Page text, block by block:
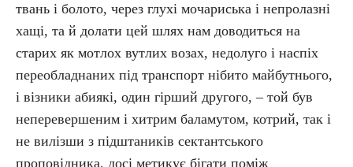
твань і болото, через глухі мочариська і непролазні
хащі, та й долати цей шлях нам доводиться на
старих як мотлох вутлих возах, недолуго і наспіх
переобладнаних під транспорт нібито майбутнього,
і візники абиякі, один гірший другого, – той був
неперевершеним і хитрим баламутом, котрий, так і
не вилізши з підштаників сектантського
проповідника, досі метикує бігати поміж